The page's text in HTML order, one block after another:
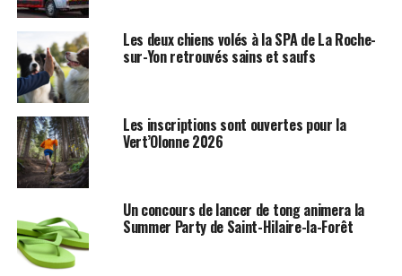
Les deux chiens volés à la SPA de La Roche-
sur-Yon retrouvés sains et saufs
Les inscriptions sont ouvertes pour la
Vert’Olonne 2026
Un concours de lancer de tong animera la
Summer Party de Saint-Hilaire-la-Forêt